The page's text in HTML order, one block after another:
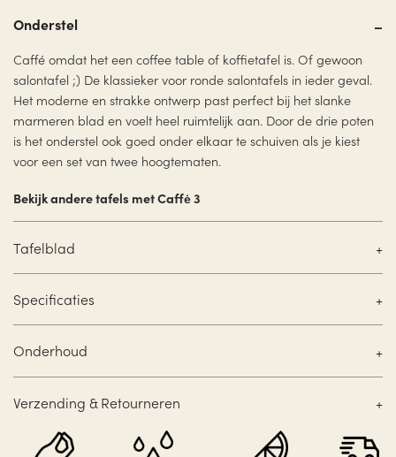
Onderstel
Caffé omdat het een coffee table of koffietafel is. Of gewoon
salontafel ;) De klassieker voor ronde salontafels in ieder geval.
Het moderne en strakke ontwerp past perfect bij het slanke
marmeren blad en voelt heel ruimtelijk aan. Door de drie poten
is het onderstel ook goed onder elkaar te schuiven als je kiest
voor een set van twee hoogtematen.
Bekijk andere tafels met Caffė 3
Tafelblad
Specificaties
Onderhoud
Verzending & Retourneren